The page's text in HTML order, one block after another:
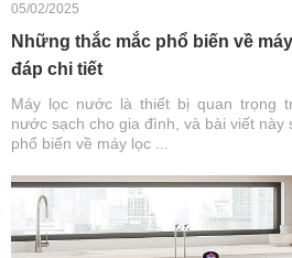
05/02/2025
Những thắc mắc phổ biến về
đáp chi tiết
Máy lọc nước là thiết bị quan trọng
nước sạch cho gia đình, và bài viết này
phổ biến về máy lọc ...